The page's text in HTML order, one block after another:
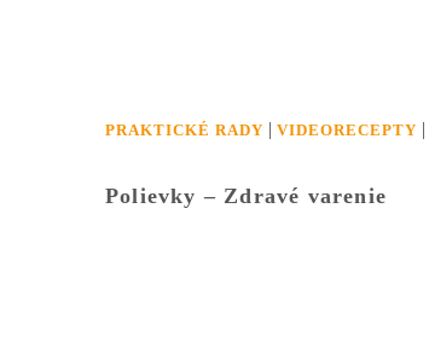
PRAKTICKÉ RADY | VIDEORECEPTY |
Polievky – Zdravé varenie